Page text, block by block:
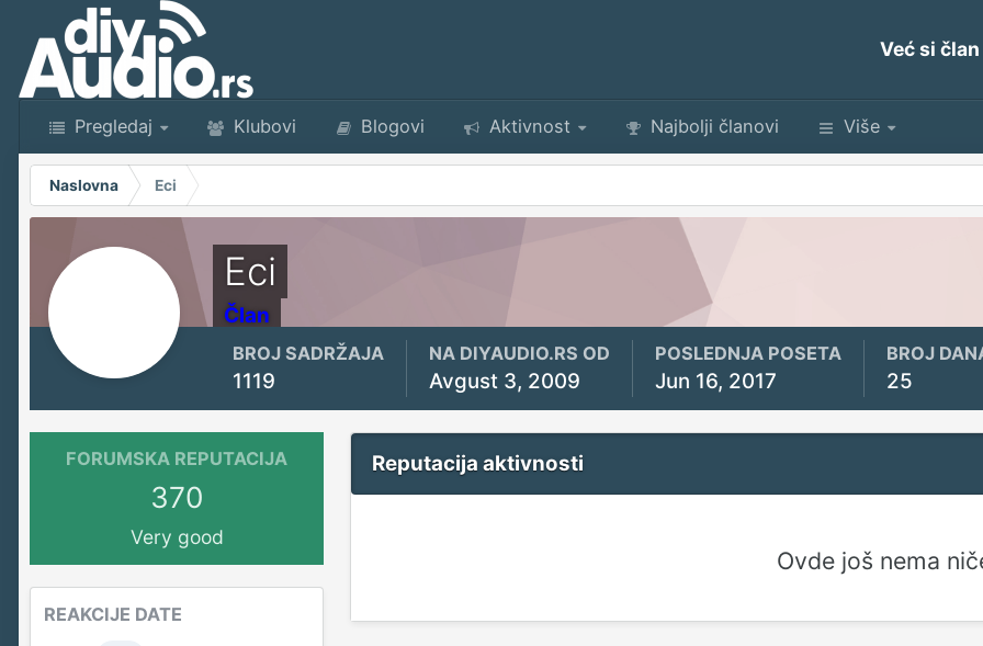
Već si
Pregledaj Klubovi Blogovi Aktivnost Najbolji članovi Više
Naslovna Eci
Eci
Član
BROJ SADRŽAJA
1119
NA DIYAUDIO.RS OD
Avgust 3, 2009
POSLEDNJA POSETA
Jun 16, 2017
BROJ
25
FORUMSKA REPUTACIJA
370
Very good
REAKCIJE DATE
Reputacija aktivnosti
Ovde još nema